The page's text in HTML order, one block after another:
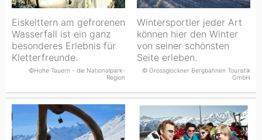
Eiskelttern am gefrorenen
Wasserfall ist ein ganz
besonderes Erlebnis für
Kletterfreunde.
©Hohe Tauern - die Nationalpark-
Region
Wintersportler jeder Art
können hier den Winter
von seiner schönsten
Seite erleben.
© Grossglockner Bergbahnen Touristik
GmbH